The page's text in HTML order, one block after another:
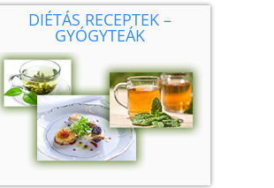
DIÉTÁS RECEPTEK –
GYÓGYTEÁK